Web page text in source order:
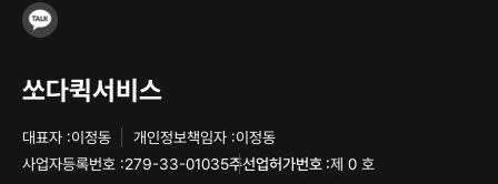
쏘다퀵서비스
대표자 :이정동 개인정보책임자 :이정동
사업자등록번호 :279-33-01035주선업허가번호 :제 0 호